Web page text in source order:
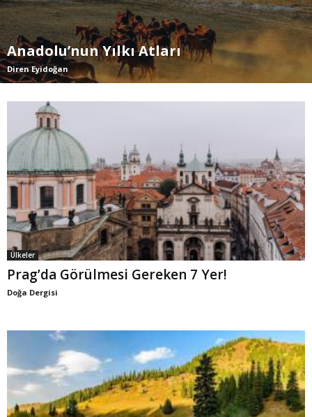
Anadolu’nun Yılkı Atları
Diren Eyidoğan
Ülkeler
Prag’da Görülmesi Gereken 7 Yer!
Doğa Dergisi